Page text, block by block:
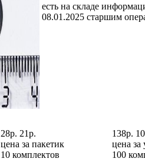
есть на складе
08.01.2025 старшим
28р. 21р.
цена за пакетик
10 комплектов
138р.
цена за
100